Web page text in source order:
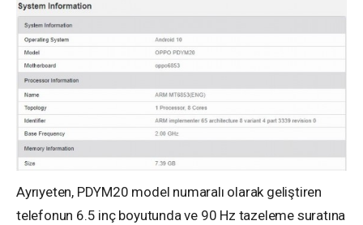
Ayrıyeten, PDYM20 model numaralı olarak geliştiren
telefonun 6.5 inç boyutunda ve 90 Hz tazeleme suratına